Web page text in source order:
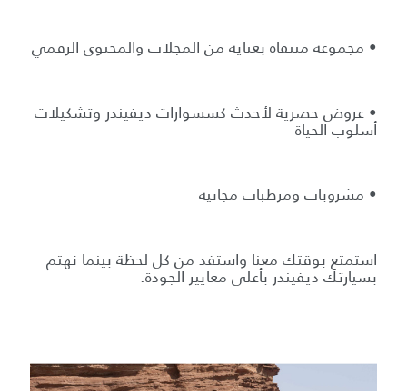
• مجموعة منتقاة بعناية من المجلات والمحتوى الرقمي
• عروض حصرية لأحدث كسسوارات ديفيندر وتشكيلات
أسلوب الحياة
• مشروبات ومرطبات مجانية
استمتع بوقتك معنا واستفد من كل لحظة بينما نهتم
بسيارتك ديفيندر بأعلى معايير الجودة.